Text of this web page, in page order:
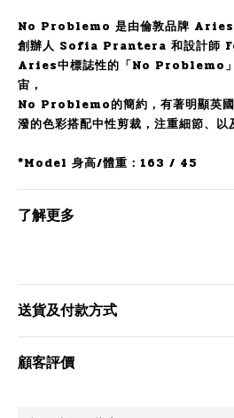
No Problemo 是由倫敦品牌 Aries
創辦人 Sofia Prantera 和設計師
Aries中標誌性的「No Problemo」
宙，
No Problemo的簡約，有著明顯英國
潑的色彩搭配中性剪裁，注重細節、以
*Model 身高/體重：163 / 45
了解更多
送貨及付款方式
顧客評價